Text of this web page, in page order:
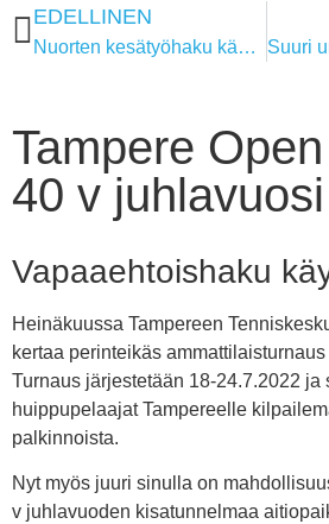
EDELLINEN
Nuorten kesätyöhaku käynnissä!
Tampere
40 v juhlavuosi
Vapaaehtoishaku
Heinäkuussa Tampereen
kertaa perinteikäs
Turnaus järjestetään 18-24.7.2022 ja
huippupelaajat Tampereelle
palkinnoista.
Nyt myös juuri sinulla on
v juhlavuoden kisatunnelmaa